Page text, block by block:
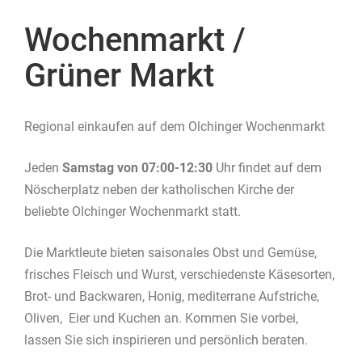
Wochenmarkt /
Grüner Markt
Regional einkaufen auf dem Olchinger Wochenmarkt
Jeden Samstag von 07:00-12:30 Uhr findet auf dem
Nöscherplatz neben der katholischen Kirche der
beliebte Olchinger Wochenmarkt statt.
Die Marktleute bieten saisonales Obst und Gemüse,
frisches Fleisch und Wurst, verschiedenste Käsesorten,
Brot- und Backwaren, Honig, mediterrane Aufstriche,
Oliven, Eier und Kuchen an. Kommen Sie vorbei,
lassen Sie sich inspirieren und persönlich beraten.